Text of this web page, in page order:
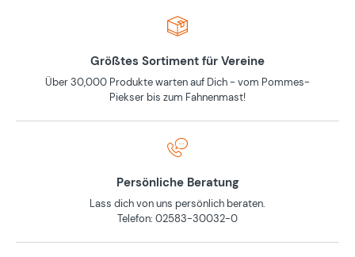
Größtes Sortiment für Vereine
Über 30,000 Produkte warten auf Dich - vom Pommes-
Piekser bis zum Fahnenmast!
Persönliche Beratung
Lass dich von uns persönlich beraten.
Telefon: 02583-30032-0